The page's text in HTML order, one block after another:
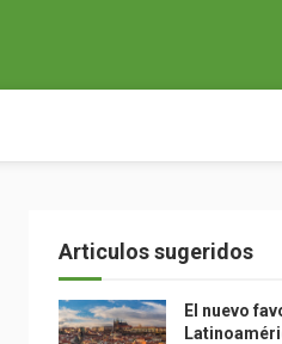
Articulos sugeridos
El nuevo